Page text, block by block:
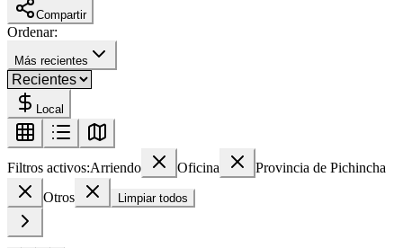
Compartir
Ordenar:
Más recientes
Local
Filtros activos:Arriendo Oficina
Provincia de Pichincha
Otros
Limpiar todos